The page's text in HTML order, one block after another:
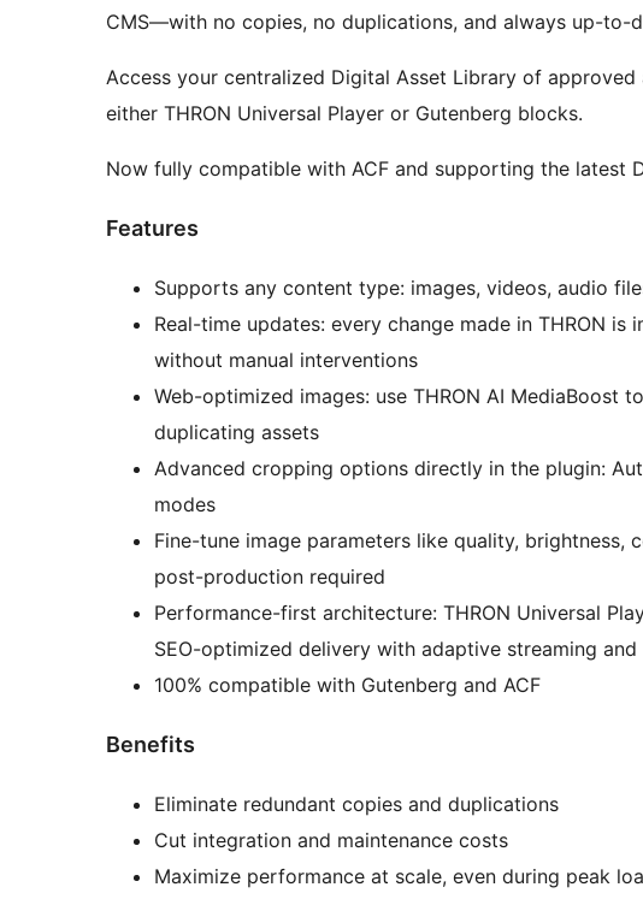
CMS—with no copies, no duplications, and always up-to-
Access your centralized Digital Asset Library of
either THRON Universal Player or Gutenberg blocks.
Now fully compatible with ACF and supporting the latest
Features
Supports any content type: images, videos, audio
Real-time updates: every change made in THRON
without manual interventions
Web-optimized images: use THRON AI MediaBoost
duplicating assets
Advanced cropping options directly in the plugin:
modes
Fine-tune image parameters like quality, brightness,
post-production required
Performance-first architecture: THRON Universal
SEO-optimized delivery with adaptive streaming
100% compatible with Gutenberg and ACF
Benefits
Eliminate redundant copies and duplications
Cut integration and maintenance costs
Maximize performance at scale, even during peak